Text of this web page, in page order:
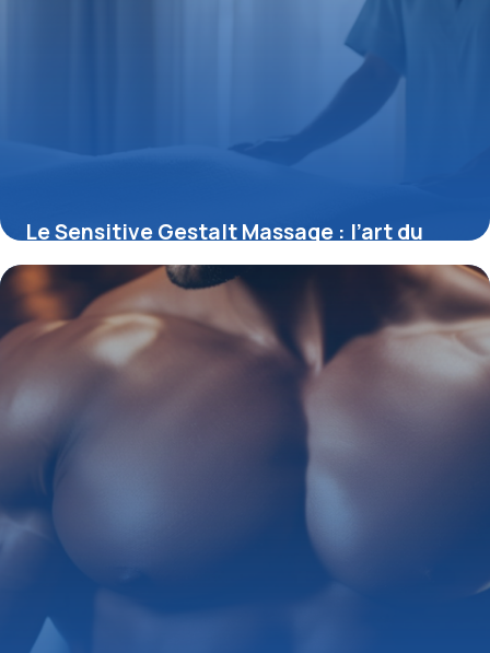
Le Sensitive Gestalt Massage : l’art du
toucher conscient pour réconcilier corps
et esprit
11 juillet 2025